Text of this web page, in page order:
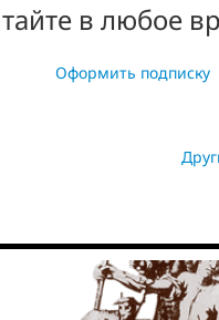
в любое
Оформить подписку